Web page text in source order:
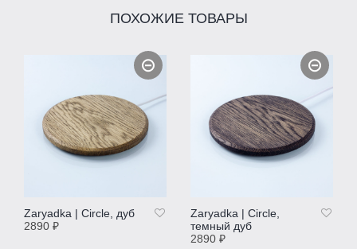
ПОХОЖИЕ ТОВАРЫ
Zaryadkа | Circle, дуб
2890 ₽
Zaryadkа | Circle,
темный дуб
2890 ₽